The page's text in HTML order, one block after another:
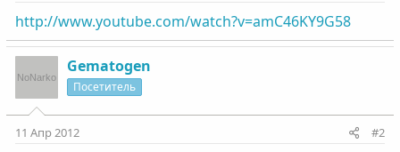
ы
л
а
http://www.youtube.com/watch?v=amC46KY9G58
Gematogen
Посетитель
11 Апр 2012 #2